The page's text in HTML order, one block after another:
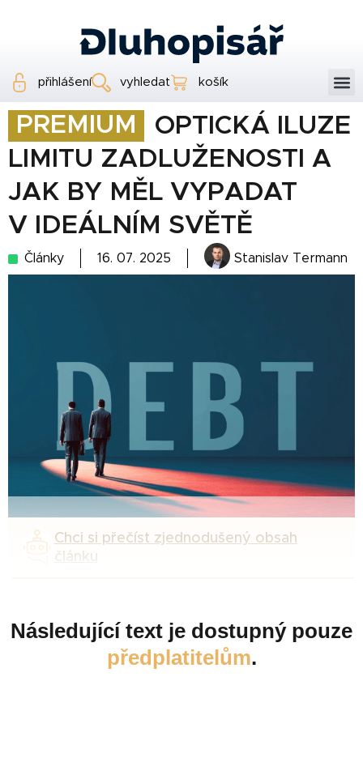
přihlášení vyhledat košík
PREMIUM
OPTICKÁ ILUZE
LIMITU ZADLUŽENOSTI A
JAK BY MĚL VYPADAT
V IDEÁLNÍM SVĚTĚ
Články 16. 07. 2025 Stanislav Termann
Chci si přečíst zjednodušený obsah
článku
Následující text je dostupný pouze
předplatitelům.